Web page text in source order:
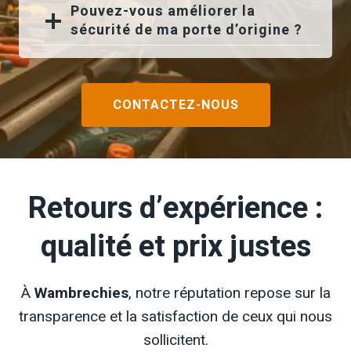
Pouvez-vous améliorer la
sécurité de ma porte d’origine ?
CONTACTEZ-NOUS
Retours d’expérience :
qualité et prix justes
À Wambrechies, notre réputation repose sur la
transparence et la satisfaction de ceux qui nous
sollicitent.